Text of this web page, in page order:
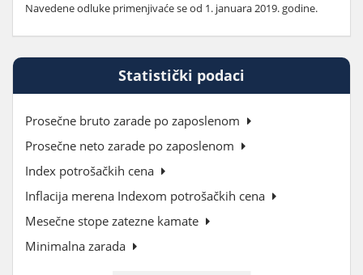
Navedene odluke primenjivaće se od 1. januara 2019. godine.
Statistički podaci
Prosečne bruto zarade po zaposlenom
Prosečne neto zarade po zaposlenom
Index potrošačkih cena
Inflacija merena Indexom potrošačkih cena
Mesečne stope zatezne kamate
Minimalna zarada